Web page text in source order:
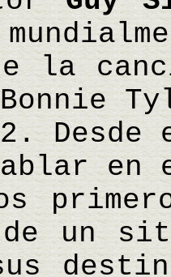
la
Desde
en
un